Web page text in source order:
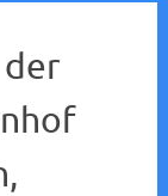
der